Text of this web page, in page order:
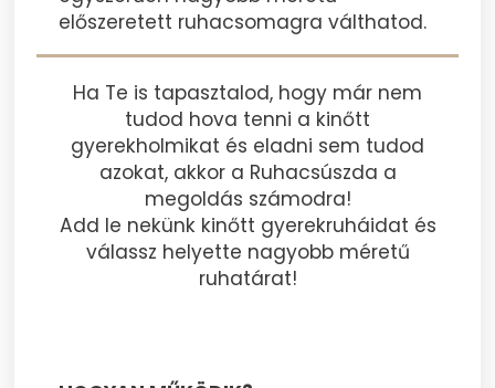
előszeretett ruhacsomagra válthatod.
Ha Te is tapasztalod, hogy már nem
tudod hova tenni a kinőtt
gyerekholmikat és eladni sem tudod
azokat, akkor a Ruhacsúszda a
megoldás számodra!
Add le nekünk kinőtt gyerekruháidat és
válassz helyette nagyobb méretű
ruhatárat!